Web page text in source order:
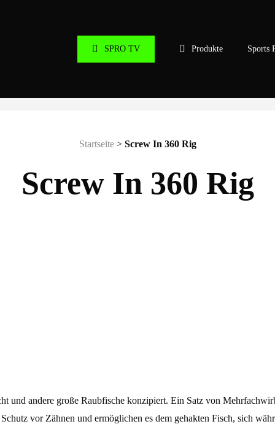
SPRO TV Produkte Sports
Startseite> Screw In 360 Rig
Screw In 360 Rig
und andere große Raubfische konzipiert. Ein Satz von
vor Zähnen und ermöglichen es dem gehakten Fisch, sich